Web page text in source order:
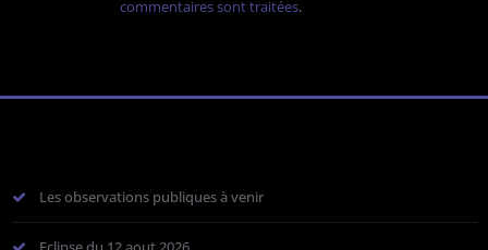
commentaires sont traitées.
Les observations publiques à venir